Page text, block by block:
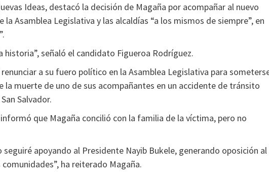
Ideas, destacó la decisión de Magaña por acompañar al nuevo
Asamblea Legislativa y las alcaldías “a los mismos de siempre”, en
señaló el candidato Figueroa Rodríguez.
a su fuero político en la Asamblea Legislativa para
muerte de uno de sus acompañantes en un accidente de tránsito
Salvador.
informó que Magaña concilió con la familia de la víctima, pero no
apoyando al Presidente Nayib Bukele, generando oposición al
ha reiterado Magaña.